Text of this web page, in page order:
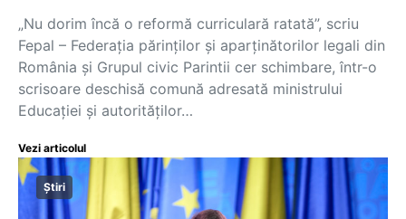
„Nu dorim încă o reformă curriculară ratată”, scriu
Fepal – Federația părinților și aparținătorilor legali din
România și Grupul civic Parintii cer schimbare, într-o
scrisoare deschisă comună adresată ministrului
Educaţiei şi autorităţilor…
Vezi articolul
Știri